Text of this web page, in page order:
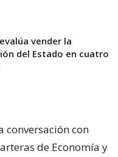
vender la
del Estado en cuatro
conversación con
de Economía y